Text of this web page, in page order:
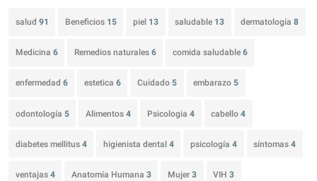
salud 91 Beneficios 15 piel 13 saludable 13 dermatología8
Medicina 6 Remedios naturales 6 comida saludable 6
enfermedad 6 estetica 6 Cuidado 5 embarazo 5
odontología 5 Alimentos 4 Psicologia 4 cabello4
diabetes mellitus 4 higienista dental 4 psicología 4 síntomas4
ventajas 4 Anatomía Humana 3 Mujer 3 VIH3